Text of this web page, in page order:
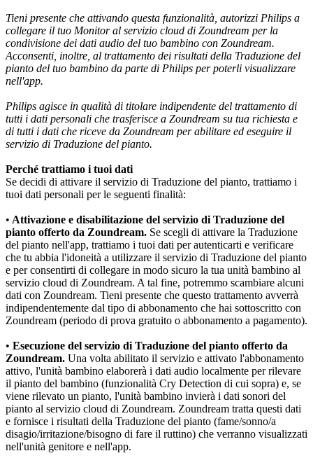
Tieni presente che attivando questa funzionalità, autorizzi Philips a
collegare il tuo Monitor al servizio cloud di Zoundream per la
condivisione dei dati audio del tuo bambino con Zoundream.
Acconsenti, inoltre, al trattamento dei risultati della Traduzione del
pianto del tuo bambino da parte di Philips per poterli visualizzare
nell'app.
Philips agisce in qualità di titolare indipendente del trattamento di
tutti i dati personali che trasferisce a Zoundream su tua richiesta e
di tutti i dati che riceve da Zoundream per abilitare ed eseguire il
servizio di Traduzione del pianto.
Perché trattiamo i tuoi dati
Se decidi di attivare il servizio di Traduzione del pianto, trattiamo i
tuoi dati personali per le seguenti finalità:
• Attivazione e disabilitazione del servizio di Traduzione del
pianto offerto da Zoundream. Se scegli di attivare la Traduzione
del pianto nell'app, trattiamo i tuoi dati per autenticarti e verificare
che tu abbia l'idoneità a utilizzare il servizio di Traduzione del pianto
e per consentirti di collegare in modo sicuro la tua unità bambino al
servizio cloud di Zoundream. A tal fine, potremmo scambiare alcuni
dati con Zoundream. Tieni presente che questo trattamento avverrà
indipendentemente dal tipo di abbonamento che hai sottoscritto con
Zoundream (periodo di prova gratuito o abbonamento a pagamento).
• Esecuzione del servizio di Traduzione del pianto offerto da
Zoundream. Una volta abilitato il servizio e attivato l'abbonamento
attivo, l'unità bambino elaborerà i dati audio localmente per rilevare
il pianto del bambino (funzionalità Cry Detection di cui sopra) e, se
viene rilevato un pianto, l'unità bambino invierà i dati sonori del
pianto al servizio cloud di Zoundream. Zoundream tratta questi dati
e fornisce i risultati della Traduzione del pianto (fame/sonno/a
disagio/irritazione/bisogno di fare il ruttino) che verranno visualizzati
nell'unità genitore e nell'app.